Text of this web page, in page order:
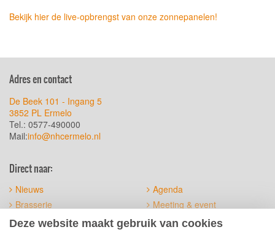
Bekijk hier de live-opbrengst van onze zonnepanelen!
Adres en contact
De Beek 101 - Ingang 5
3852 PL Ermelo
Tel.: 0577-490000
Mail:info@nhcermelo.nl
Direct naar:
Nieuws
Agenda
Brasserie
Meeting & event
Het terrein
Official suppliers
Deze website maakt gebruik van cookies